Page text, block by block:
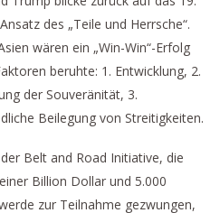
des „Teile und Herrsche“.
wären ein „Win-Win“-Erfolg
beruhte: 1. Entwicklung, 2.
der Souveränität, 3.
Beilegung von Streitigkeiten.
Belt and Road Initiative, die
Billion Dollar und 5.000
zur Teilnahme gezwungen,